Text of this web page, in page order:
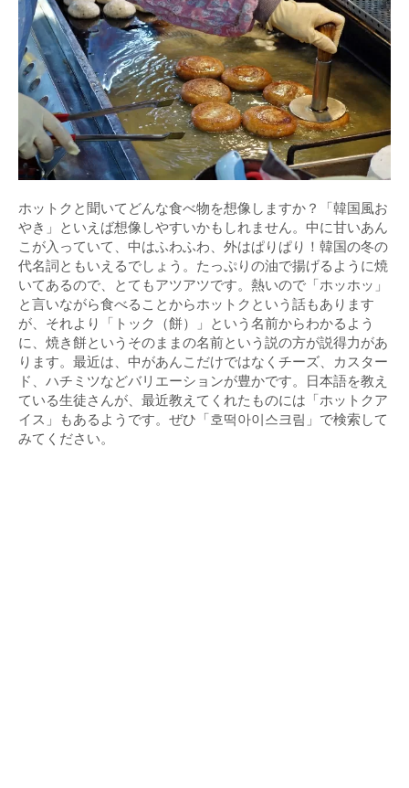
ホットクと聞いてどんな食べ物を想像しますか？「韓国風お
やき」といえば想像しやすいかもしれません。中に甘いあん
こが入っていて、中はふわふわ、外はぱりぱり！韓国の冬の
代名詞ともいえるでしょう。たっぷりの油で揚げるように焼
いてあるので、とてもアツアツです。熱いので「ホッホッ」
と言いながら食べることからホットクという話もあります
が、それより「トック（餅）」という名前からわかるよう
に、焼き餅というそのままの名前という説の方が説得力があ
ります。最近は、中があんこだけではなくチーズ、カスター
ド、ハチミツなどバリエーションが豊かです。日本語を教え
ている生徒さんが、最近教えてくれたものには「ホットクア
イス」もあるようです。ぜひ「호떡아이스크림」で検索して
みてください。